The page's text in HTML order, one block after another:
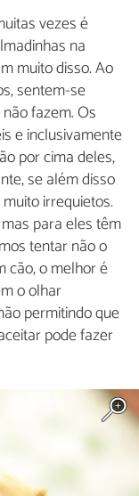
vezes é
na
muito disso. Ao
sentem-se
fazem. Os
e inclusivamente
por cima deles,
se além disso
irrequietos.
para eles têm
tentar não o
cão, o melhor é
o olhar
permitindo que
pode fazer